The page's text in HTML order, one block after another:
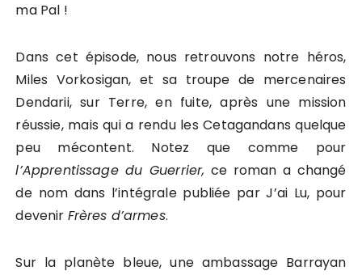
ma Pal !
Dans cet épisode, nous retrouvons notre héros,
Miles Vorkosigan, et sa troupe de mercenaires
Dendarii, sur Terre, en fuite, après une mission
réussie, mais qui a rendu les Cetagandans quelque
peu mécontent. Notez que comme pour
l’Apprentissage du Guerrier, ce roman a changé
de nom dans l’intégrale publiée par J’ai Lu, pour
devenir Frères d’armes.
Sur la planète bleue, une ambassage Barrayan